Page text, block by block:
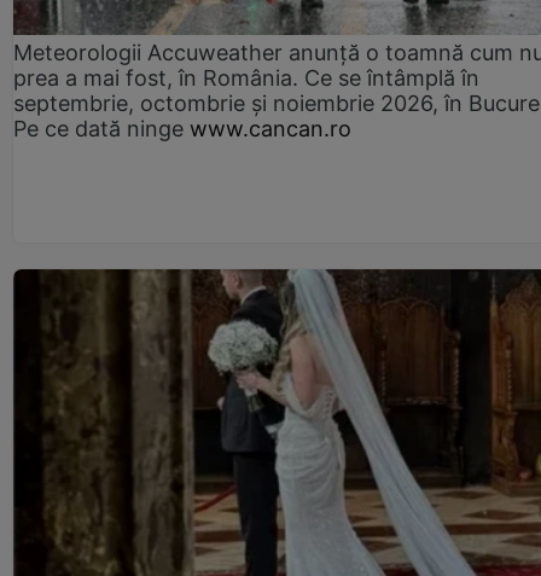
Meteorologii Accuweather anunță o toamnă cum
prea a mai fost, în România. Ce se întâmplă în
septembrie, octombrie și noiembrie 2026, în
Pe ce dată ninge www.cancan.ro